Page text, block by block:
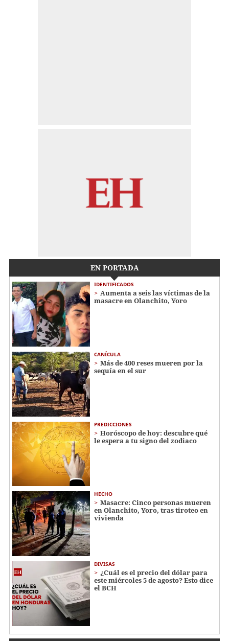
EN PORTADA
IDENTIFICADOS
Aumenta a seis las víctimas de la
masacre en Olanchito, Yoro
CANÍCULA
Más de 400 reses mueren por la
sequía en el sur
PREDICCIONES
Horóscopo de hoy: descubre qué
le espera a tu signo del zodiaco
HECHO
Masacre: Cinco personas mueren
en Olanchito, Yoro, tras tiroteo en
vivienda
DIVISAS
¿Cuál es el precio del dólar para
este miércoles 5 de agosto? Esto dice
el BCH